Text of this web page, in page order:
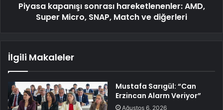
Piyasa kapanışı sonrası hareketlenenler: AMD,
Super Micro, SNAP, Match ve diğerleri
İlgili Makaleler
Mustafa Sarıgül: “Can
Erzincan Alarm Veriyor”
Ağustos 6, 2026